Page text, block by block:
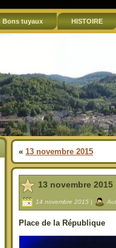
Bons tuyaux HISTOIRE
« 13 novembre 2015
13 novembre
14 novembre 2015 |
Place de la République